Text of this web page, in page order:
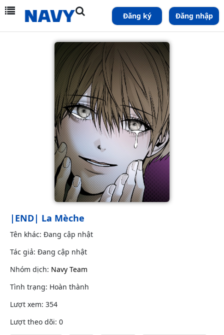
Đăng ký Đăng nhập
|END| La Mèche
Tên khác: Đang cập nhật
Tác giả: Đang cập nhật
Nhóm dịch: Navy Team
Tình trạng: Hoàn thành
Lượt xem: 354
Lượt theo dõi: 0